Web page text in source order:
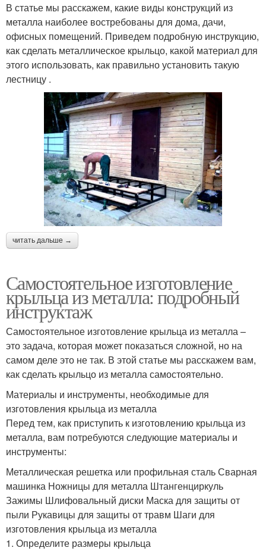
В статье мы расскажем, какие виды конструкций из
металла наиболее востребованы для дома, дачи,
офисных помещений. Приведем подробную инструкцию,
как сделать металлическое крыльцо, какой материал для
этого использовать, как правильно установить такую
лестницу .
читать дальше →
Самостоятельное изготовление
крыльца из металла: подробный
инструктаж
Самостоятельное изготовление крыльца из металла –
это задача, которая может показаться сложной, но на
самом деле это не так. В этой статье мы расскажем вам,
как сделать крыльцо из металла самостоятельно.
Материалы и инструменты, необходимые для
изготовления крыльца из металла
Перед тем, как приступить к изготовлению крыльца из
металла, вам потребуются следующие материалы и
инструменты:
Металлическая решетка или профильная сталь Сварная
машинка Ножницы для металла Штангенциркуль
Зажимы Шлифовальный диски Маска для защиты от
пыли Рукавицы для защиты от травм Шаги для
изготовления крыльца из металла
1. Определите размеры крыльца